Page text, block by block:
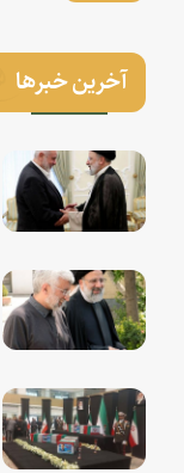
آخرین خبرها